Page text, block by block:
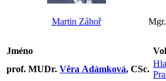
Martin Záhoř Mgr.
Jméno
prof. MUDr. Věra Adámková, CSc.